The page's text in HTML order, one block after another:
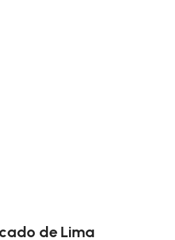
de Lima